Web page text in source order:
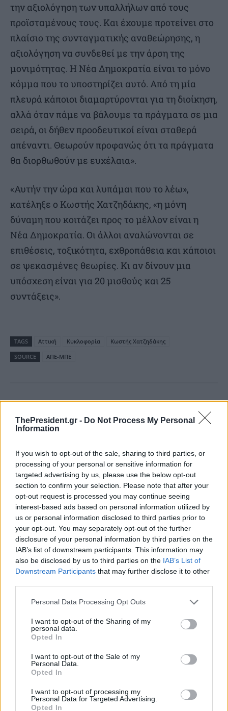
ThePresident.gr - Do Not Process My Personal
Information
If you wish to opt-out of the sale, sharing to third parties, or
processing of your personal or sensitive information for
targeted advertising by us, please use the below opt-out
section to confirm your selection. Please note that after your
opt-out request is processed you may continue seeing
interest-based ads based on personal information utilized by
us or personal information disclosed to third parties prior to
your opt-out. You may separately opt-out of the further
disclosure of your personal information by third parties on the
IAB’s list of downstream participants. This information may
also be disclosed by us to third parties on the IAB’s List of
Downstream Participants that may further disclose it to other
Personal Data Processing Opt Outs
I want to opt-out of the Sharing of my
personal data.
Opted In
I want to opt-out of the Sale of my
Personal Data.
Opted In
I want to opt-out of processing my
Personal Data for Targeted Advertising.
Opted In
την αξιολόγηση των υπαλλήλων από τους
προϊσταμένους τους. Και έχουμε προτείνει στο
πλαίσιο της συνταγματικής αναθεώρησης, η
αξιολόγηση να συνδεθεί με την άρση της
μονιμότητας. Η Νέα Δημοκρατία είναι το μόνο
κόμμα που το υποστηρίζει αυτό. Από τη μία
πλευρά κάποιοι διαμαρτύρονται για τη διοίκηση,
αλλά όταν πάμε να βάλουμε τα πράγματα σε μια
σειρά, οι δήθεν προοδευτικοί είναι σταθερά
απέναντι. Θεωρούν προφανώς ότι τα πράγματα
θα διορθωθούν με ευχέλαια».
«Αυτήν την ώρα και λυπάμαι που το λέω»,
κατέληξε ο Κωστής Χατζηδάκης, «η μόνη
δύναμη που κοιτάζει προς το μέλλον είναι η
Νέα Δημοκρατία. Οι άλλοι αναλώνονται σε
επιθέσεις, τοξικότητα, εχθροπάθεια και κάποιοι
σε ψεκασμένες θεωρίες. Κι αν δίνουν μια
υπόσχεση είναι για 20 μισθούς και 25
συντάξεις».
TAGS Αττική Κυκλοφορία
Κωστής Χατζηδάκης
SOURCE
ΑΠΕ-ΜΠΕ
Διαβάστε επίσης
Κ.Χατζηδάκης: Σε εφαρμογή 4
ακόμα ρυθμίσεις κατά της
γραφειοκρατίας
Κ.Χατζηδάκης: Τρεις λόγοι για
να υποστηρίξουν και πάλι οι
πολίτες τη Νέα Δημοκρατία
δισ. ευρώ την επόμενη τριετία
μέσω του Ταμείου Καινοτομίας
και Υποδομών
Κ.Χατζηδάκης: Στη ΔΕΘ οι
πρώτες ανακοινώσεις για το